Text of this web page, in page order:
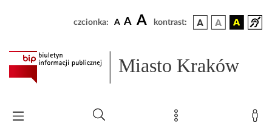
czcionka: A A A kontrast:
Miasto Kraków